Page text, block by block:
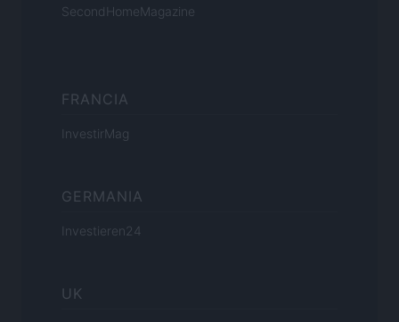
SecondHomeMagazine
FRANCIA
InvestirMag
GERMANIA
Investieren24
UK